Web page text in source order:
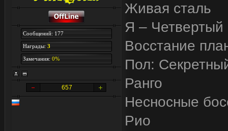
Сообщений: 177
Награды: 3
Замечания: 0%
657
Живая сталь
Я – Четвертый
Восстание
Пол:
Ранго
Несносные
Рио